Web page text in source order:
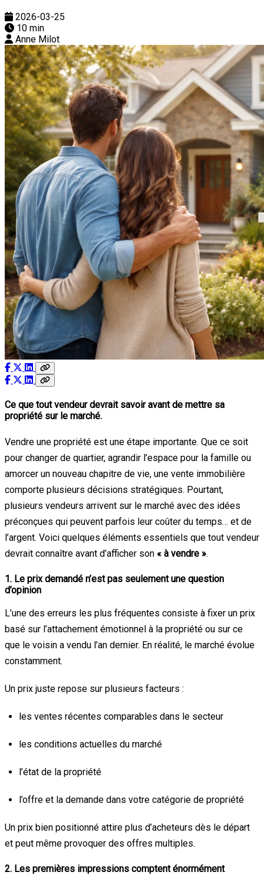
2026-03-25
10 min
Anne Milot
Ce que tout vendeur devrait savoir avant de mettre sa
propriété sur le marché.
Vendre une propriété est une étape importante. Que ce soit
pour changer de quartier, agrandir l’espace pour la famille ou
amorcer un nouveau chapitre de vie, une vente immobilière
comporte plusieurs décisions stratégiques. Pourtant,
plusieurs vendeurs arrivent sur le marché avec des idées
préconçues qui peuvent parfois leur coûter du temps… et de
l’argent. Voici quelques éléments essentiels que tout vendeur
devrait connaître avant d’afficher son « à vendre ».
1. Le prix demandé n’est pas seulement une question
d’opinion
L’une des erreurs les plus fréquentes consiste à fixer un prix
basé sur l’attachement émotionnel à la propriété ou sur ce
que le voisin a vendu l’an dernier. En réalité, le marché évolue
constamment.
Un prix juste repose sur plusieurs facteurs :
les ventes récentes comparables dans le secteur
les conditions actuelles du marché
l’état de la propriété
l’offre et la demande dans votre catégorie de propriété
Un prix bien positionné attire plus d’acheteurs dès le départ
et peut même provoquer des offres multiples.
2. Les premières impressions comptent énormément